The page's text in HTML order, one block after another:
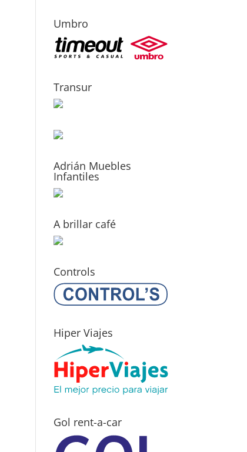
Umbro
Transur
Adrián Muebles
Infantiles
A brillar café
Controls
Hiper Viajes
Gol rent-a-car